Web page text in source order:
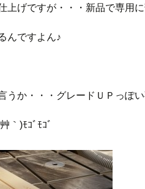
上げですが・・・新品で専用
んですよん♪
うか・・・グレードＵＰっぽ
｀)ﾓｺﾞﾓｺﾞ